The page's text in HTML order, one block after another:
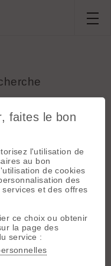
le 21.01.2008 à 16:07)
le 12.01.2008 à
taille d'altitrail
faites le bon
l'utilisation de
au bon
de cookies
des
et des offres
ce choix ou obtenir
la page des
service :